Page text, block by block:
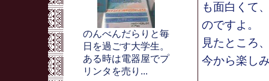
のんべんだらりと毎
日を過ごす大学生。
ある時は電器屋でプ
リンタを売り...
も面白くて
のですよ。
見たところ
今から楽し